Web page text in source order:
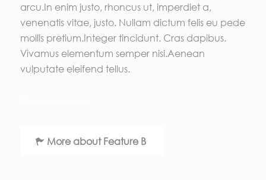
arcu.In enim justo, rhoncus ut, imperdiet a,
venenatis vitae, justo. Nullam dictum felis eu pede
mollis pretium.Integer tincidunt. Cras dapibus.
Vivamus elementum semper nisi.Aenean
vulputate eleifend tellus.
More about Feature B